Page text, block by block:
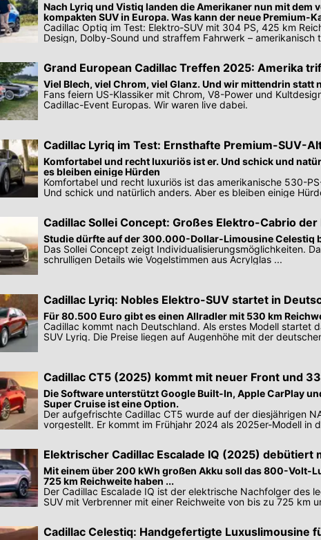
Nach Lyriq und Vistiq landen die Amerikaner nun mit dem
kompakten SUV in Europa. Was kann der neue Premium-
Cadillac Optiq im Test: Elektro-SUV mit 304 PS, 425 km
Design, Dolby-Sound und straffem Fahrwerk – amerikanisch
Grand European Cadillac Treffen 2025: Amerika
Viel Blech, viel Chrom, viel Glanz. Und wir mittendrin statt
Fans feiern US-Klassiker mit Chrom, V8-Power und
Cadillac-Event Europas. Wir waren live dabei.
Cadillac Lyriq im Test: Ernsthafte Premium-SUV-
Komfortabel und recht luxuriös ist er. Und schick und
es bleiben einige Hürden
Komfortabel und recht luxuriös ist das amerikanische 530-
Und schick und natürlich anders. Aber es bleiben einige
Cadillac Sollei Concept: Großes Elektro-Cabrio der
Studie dürfte auf der 300.000-Dollar-Limousine Celestiq
Das Sollei Concept zeigt Individualisierungsmöglichkeiten.
schrulligen Details wie Vogelstimmen aus Acrylglas ...
Cadillac Lyriq: Nobles Elektro-SUV startet in
Für 80.500 Euro gibt es einen Allradler mit 530 km
Cadillac kommt nach Deutschland. Als erstes Modell startet
SUV Lyriq. Die Preise liegen auf Augenhöhe mit der
Cadillac CT5 (2025) kommt mit neuer Front und
Die Software unterstützt Google Built-In, Apple CarPlay
Super Cruise ist eine Option.
Der aufgefrischte Cadillac CT5 wurde auf der diesjährigen
vorgestellt. Er kommt im Frühjahr 2024 als 2025er-Modell in
Elektrischer Cadillac Escalade IQ (2025) debütiert
Mit einem über 200 kWh großen Akku soll das 800-Volt-
725 km Reichweite haben ...
Der Cadillac Escalade IQ ist der elektrische Nachfolger des
SUV mit Verbrenner mit einer Reichweite von bis zu 725 km
Cadillac Celestiq: Handgefertigte Luxuslimousine